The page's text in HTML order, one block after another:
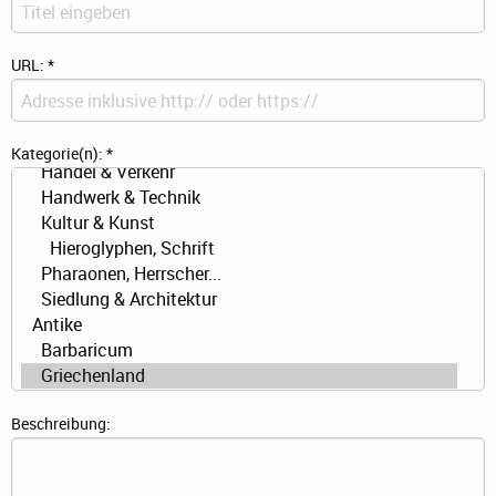
URL: *
Kategorie(n): *
Beschreibung: